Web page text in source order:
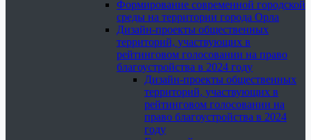
Формирование современной городской
среды на территории города Орла
Дизайн-проекты общественных
территорий, участвующих в
рейтинговом голосовании на право
благоустройства в 2024 году
Дизайн-проекты общественных
территорий, участвующих в
рейтинговом голосовании на
право благоустройства в 2024
году